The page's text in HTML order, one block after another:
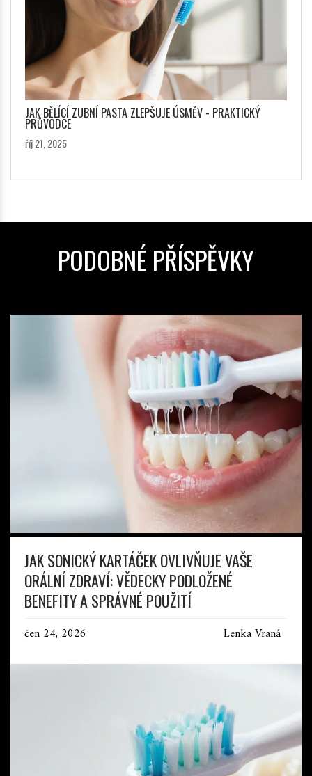
JAK BĚLÍCÍ ZUBNÍ PASTA ZLEPŠUJE ÚSMĚV - PRAKTICKÝ
PRŮVODCE
říj 21, 2025
PODOBNÉ PŘÍSPĚVKY
JAK SONICKÝ KARTÁČEK OVLIVŇUJE VAŠE
ORÁLNÍ ZDRAVÍ: VĚDECKY PODLOŽENÉ
BENEFITY A SPRÁVNÉ POUŽITÍ
čen 24, 2026 Lenka Vraná